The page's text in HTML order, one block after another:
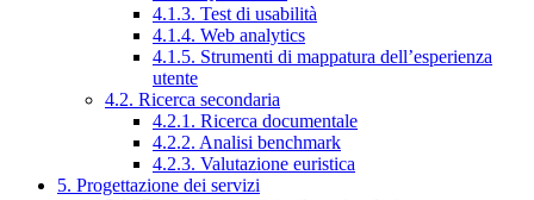
4.1.3. Test di usabilità
4.1.4. Web analytics
4.1.5. Strumenti di mappatura dell’esperienza
utente
4.2. Ricerca secondaria
4.2.1. Ricerca documentale
4.2.2. Analisi benchmark
4.2.3. Valutazione euristica
5. Progettazione dei servizi